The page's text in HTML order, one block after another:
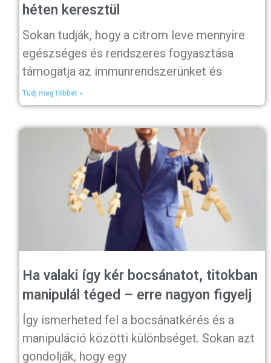
héten keresztül
Sokan tudják, hogy a citrom leve mennyire
egészséges és rendszeres fogyasztása
támogatja az immunrendszerünket és
Tudj meg többet »
Ha valaki így kér bocsánatot, titokban
manipulál téged – erre nagyon figyelj
Így ismerheted fel a bocsánatkérés és a
manipuláció közötti különbséget. Sokan azt
gondolják, hogy egy